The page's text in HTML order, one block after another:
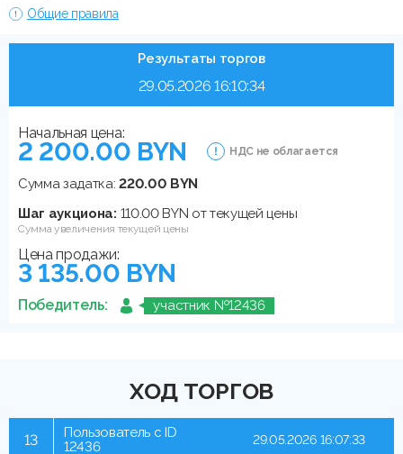
Общие правила
Результаты торгов
29.05.2026 16:10:34
Начальная цена:
2 200.00 BYN НДС не облагается
Сумма задатка:220.00 BYN
Шаг аукциона: 110.00 BYN от текущей цены
Сумма увеличения текущей цены
Цена продажи:
3 135.00 BYN
Победитель: участник №12436
ХОД ТОРГОВ
13
Пользователь с ID
12436
29.05.2026 16:07:33